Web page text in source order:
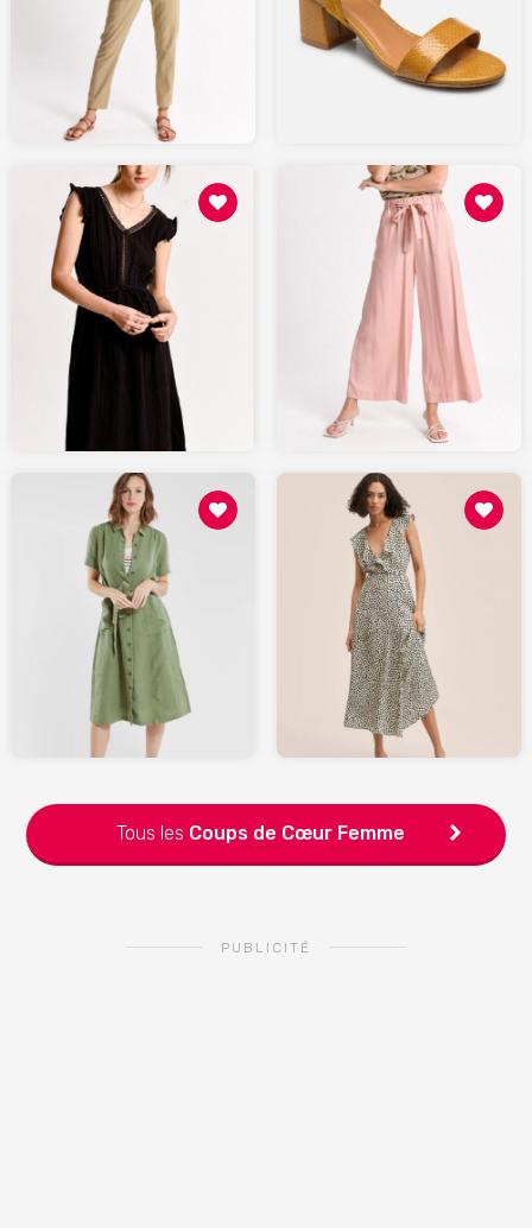
85.48
MOLLYBRACKEN.fr
SARENZA.com
88.8
MOLLYBRACKEN.fr
MOLLYBRACKEN.fr
139
ARMORLUX.com
69.99
MANGO.com
Tous les Coups de CœurFemme
PUBLICITÉ